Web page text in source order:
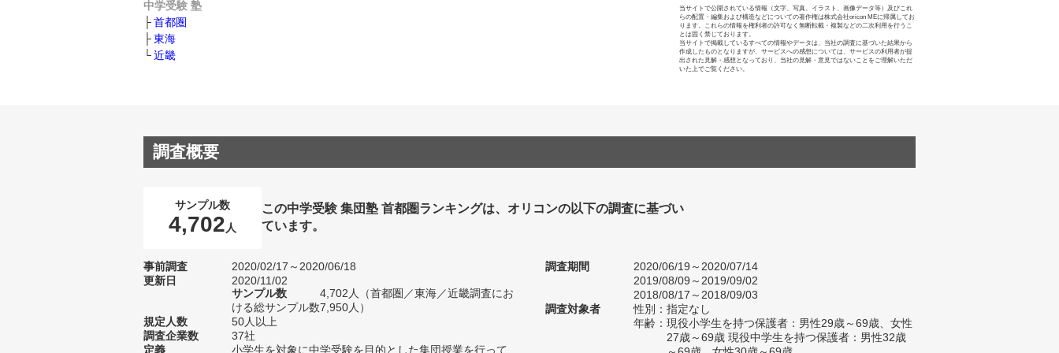
中学受験 塾
首都圏
東海
近畿
当サイトで公開されている情報（文字、写真、イラスト、画像データ等）及びこれ
らの配置・編集および構造などについての著作権は株式会社oricon MEに帰属してお
ります。これらの情報を権利者の許可なく無断転載・複製などの二次利用を行うこ
とは固く禁じております。
当サイトで掲載しているすべての情報やデータは、当社の調査に基づいた結果から
作成したものとなりますが、サービスへの感想については、サービスの利用者が提
出された見解・感想となっており、当社の見解・意見ではないことをご理解いただ
いた上でご覧ください。
調査概要
サンプル数
4,702 人
この中学受験 集団塾 首都圏ランキングは、オリコンの以下の調査に基づい
ています。
事前調査
2020/02/17～2020/06/18
更新日
2020/11/02
サンプル数
4,702人（首都圏／東海／近畿調査にお
ける総サンプル数7,950人）
規定人数
50人以上
調査企業数
37社
定義
小学生を対象に中学受験を目的とした集団授業を行って
調査期間
2020/06/19～2020/07/14
2019/08/09～2019/09/02
2018/08/17～2018/09/03
調査対象者
性別：指定なし
年齢：現役小学生を持つ保護者：男性29歳～69歳、女性
27歳～69歳 現役中学生を持つ保護者：男性32歳